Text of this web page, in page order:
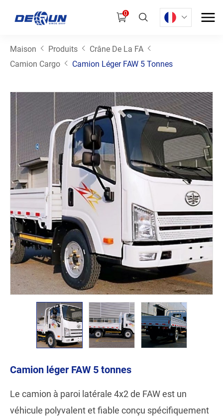
0
Maison Produits
Crâne De La FA
Camion Cargo
Camion Léger FAW 5 Tonnes
Camion léger FAW 5 tonnes
Le camion à paroi latérale 4x2 de FAW est un
véhicule polyvalent et fiable conçu spécifiquement